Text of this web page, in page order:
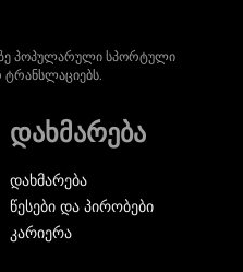
პოპულარული სპორტული
დახმარება
დახმარება
წესები და პირობები
კარიერა